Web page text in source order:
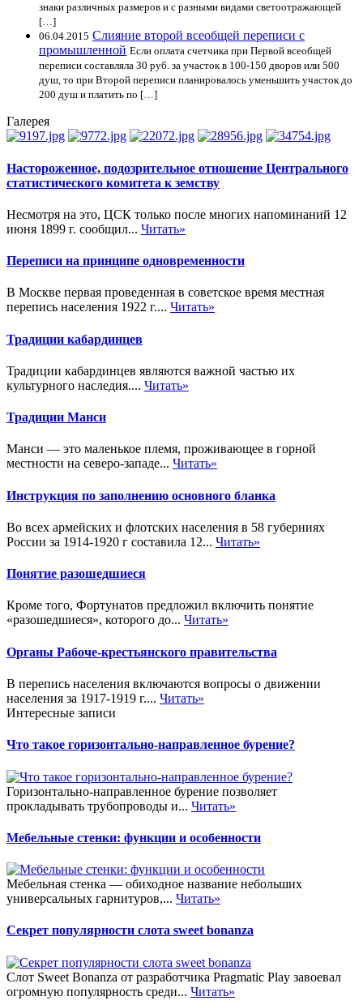
знаки различных размеров и с разными видами светоотражающей
[…]
06.04.2015 Слияние второй всеобщей переписи с
промышленной Если оплата счетчика при Первой всеобщей
переписи составляла 30 руб. за участок в 100-150 дворов или 500
душ, то при Второй переписи планировалось уменьшить участок до
200 душ и платить по […]
Галерея
Настороженное, подозрительное отношение Центрального
статистического комитета к земству
Несмотря на это, ЦСК только после многих напоминаний 12
июня 1899 г. сообщил... Читать»
Переписи на принципе одновременности
В Москве первая проведенная в советское время местная
перепись населения 1922 г.... Читать»
Традиции кабардинцев
Традиции кабардинцев являются важной частью их
культурного наследия.... Читать»
Традиции Манси
Манси — это маленькое племя, проживающее в горной
местности на северо-западе... Читать»
Инструкция по заполнению основного бланка
Во всех армейских и флотских населения в 58 губерниях
России за 1914-1920 г составила 12... Читать»
Понятие разошедшиеся
Кроме того, Фортунатов предложил включить понятие
«разошедшиеся», которого до... Читать»
Органы Рабоче-крестьянского правительства
В перепись населения включаются вопросы о движении
населения за 1917-1919 г.... Читать»
Интересные записи
Что такое горизонтально-направленное бурение?
Горизонтально-направленное бурение позволяет
прокладывать трубопроводы и... Читать»
Мебельные стенки: функции и особенности
Мебельная стенка — обиходное название небольших
универсальных гарнитуров,... Читать»
Секрет популярности слота sweet bonanza
Слот Sweet Bonanza от разработчика Pragmatic Play завоевал
огромную популярность среди... Читать»